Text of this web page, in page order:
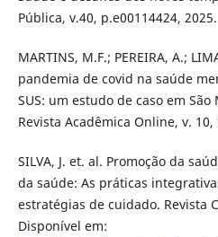
Pública, v.40, p.e00114424, 2025.
MARTINS, M.F.; PEREIRA, A.;
pandemia de covid na saúde
SUS: um estudo de caso em
Revista Acadêmica Online, v.
SILVA, J. et. al. Promoção da
da saúde: As práticas
estratégias de cuidado. Revista
Disponível em: